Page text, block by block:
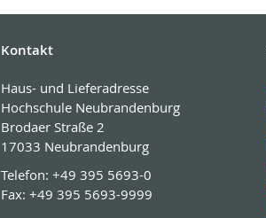
Kontakt
Haus- und Lieferadresse
Hochschule Neubrandenburg
Brodaer Straße 2
17033 Neubrandenburg
Telefon: +49 395 5693-0
Fax: +49 395 5693-9999